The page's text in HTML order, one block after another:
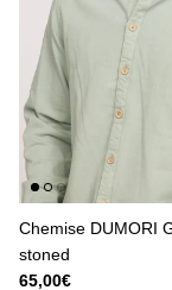
Chemise DUMORI
stoned
65,00€